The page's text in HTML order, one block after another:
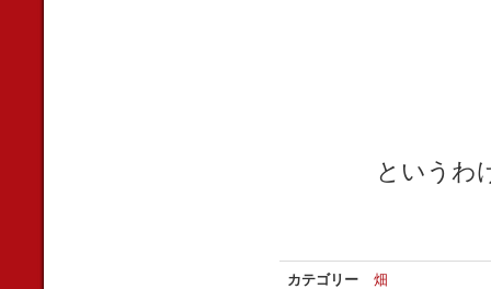
という
カテゴリー 畑